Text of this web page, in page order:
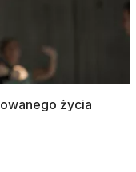
życia